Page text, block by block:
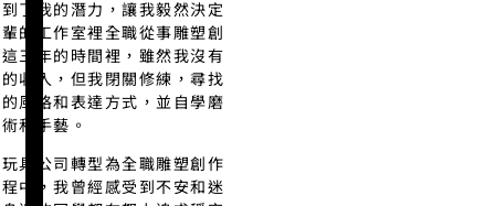
了我的潛力，讓我毅然決定
的工作室裡全職從事雕塑創
三年的時間裡，雖然我沒有
收入，但我閉關修練，尋找
風格和表達方式，並自學磨
和手藝。
具公司轉型為全職雕塑創作
中，我曾經感受到不安和迷